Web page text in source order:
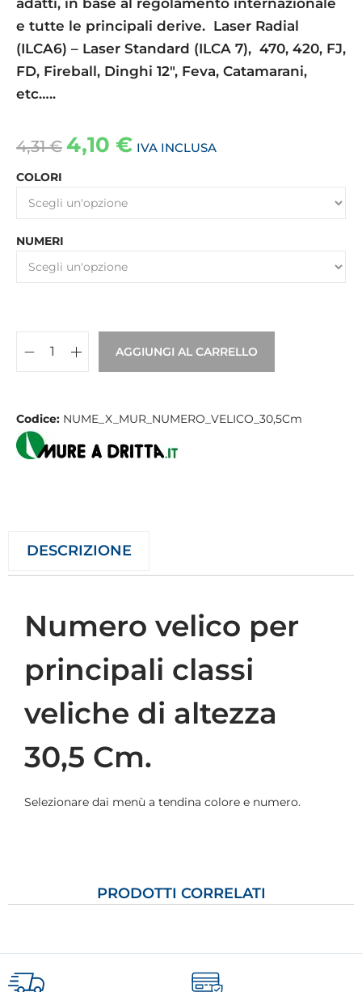
adatti, in base al regolamento internazionale
e tutte le principali derive. Laser Radial
(ILCA6) – Laser Standard (ILCA 7), 470, 420, FJ,
FD, Fireball, Dinghi 12″, Feva, Catamarani,
etc…..
4,31€ 4,10 € IVA INCLUSA
COLORI
NUMERI
AGGIUNGI AL CARRELLO
Codice: NUME_X_MUR_NUMERO_VELICO_30,5Cm
DESCRIZIONE
Numero velico per
principali classi
veliche di altezza
30,5 Cm.
Selezionare dai menù a tendina colore e numero.
PRODOTTI CORRELATI